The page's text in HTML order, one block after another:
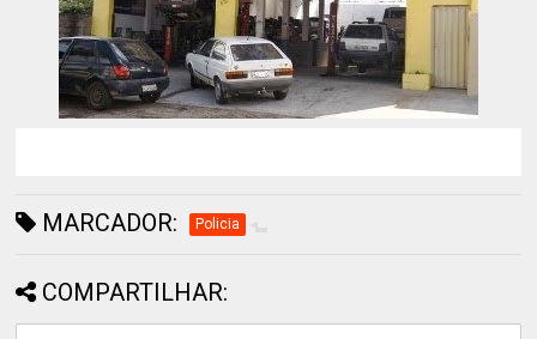
MARCADOR: Policia
COMPARTILHAR: